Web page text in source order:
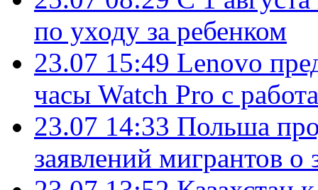
по уходу за ребенком
23.07 15:49 Lenovo
часы Watch Pro с
23.07 14:33 Польша
заявлений мигрантов